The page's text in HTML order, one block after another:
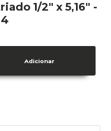
1/2" x 5,16" -